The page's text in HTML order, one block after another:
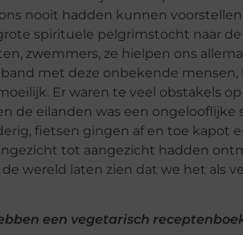
nooit hadden kunnen
spirituele pelgrimstocht naar
zwemmers, ze hielpen ons
met deze onbekende
Er waren te veel obstakels
de eilanden was een
fietsen gingen af ​​en toe kapot
tot aangezicht hadden
de wereld laten zien dat we het als
een vegetarisch